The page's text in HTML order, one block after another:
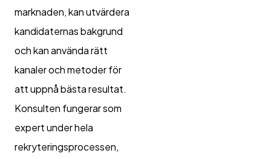
marknaden, kan utvärdera
kandidaternas bakgrund
och kan använda rätt
kanaler och metoder för
att uppnå bästa resultat.
Konsulten fungerar som
expert under hela
rekryteringsprocessen,